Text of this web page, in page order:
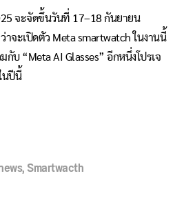
จะจัดขึ้นวันที่ 17–18 กันยายน
าจะเปิดตัว Meta smartwatch ในงานนี้
กับ “Meta AI Glasses” อีกหนึ่งโปรเจ
นปีนี้
,Smartwacth